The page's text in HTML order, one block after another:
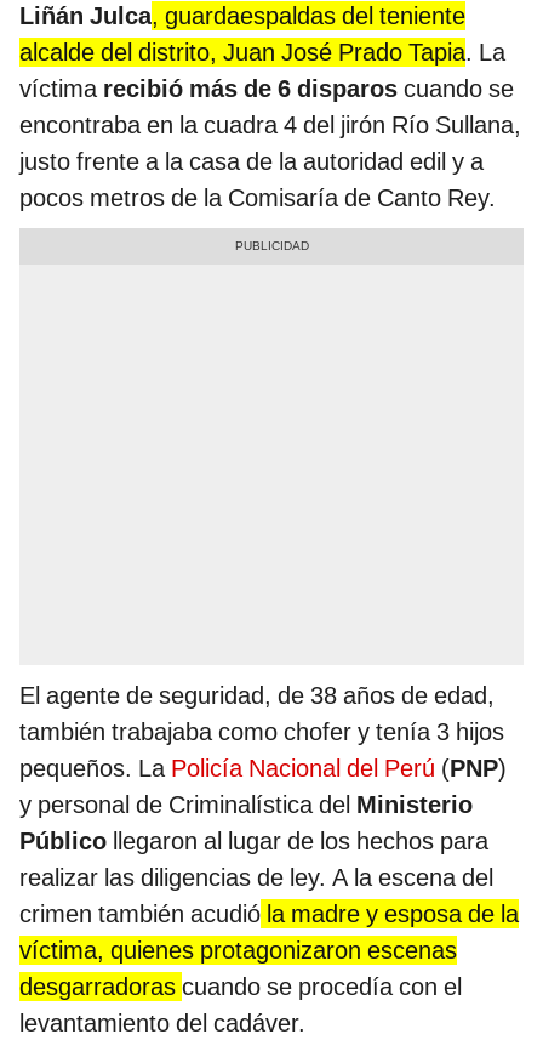
Liñán Julca, guardaespaldas del teniente
alcalde del distrito, Juan José Prado Tapia. La
víctima recibió más de 6 disparos cuando se
encontraba en la cuadra 4 del jirón Río Sullana,
justo frente a la casa de la autoridad edil y a
pocos metros de la Comisaría de Canto Rey.
El agente de seguridad, de 38 años de edad,
también trabajaba como chofer y tenía 3 hijos
pequeños. La Policía Nacional del Perú (PNP)
y personal de Criminalística del Ministerio
Público llegaron al lugar de los hechos para
realizar las diligencias de ley. A la escena del
crimen también acudió la madre y esposa de la
víctima, quienes protagonizaron escenas
desgarradoras cuando se procedía con el
levantamiento del cadáver.